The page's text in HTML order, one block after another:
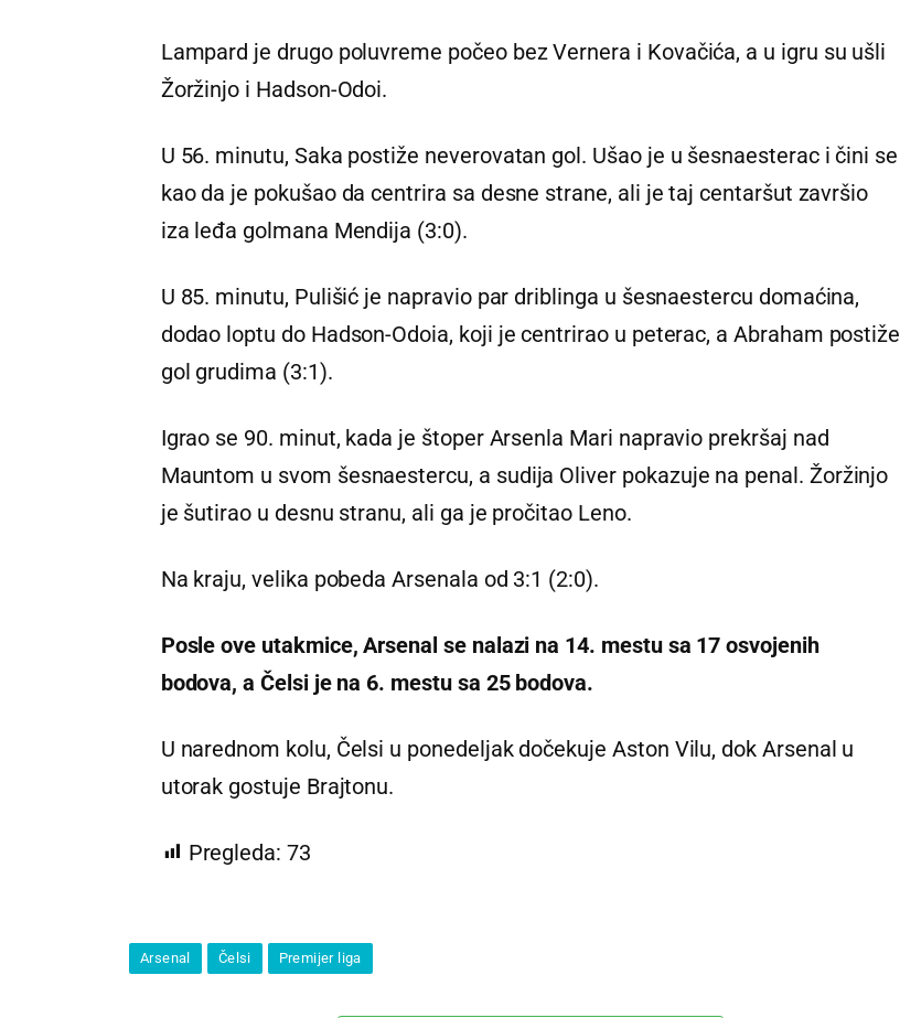
Lampard je drugo poluvreme počeo bez Vernera i Kovačića, a u igru su ušli
Žoržinjo i Hadson-Odoi.
U 56. minutu, Saka postiže neverovatan gol. Ušao je u šesnaesterac i čini se
kao da je pokušao da centrira sa desne strane, ali je taj centaršut završio
iza leđa golmana Mendija (3:0).
U 85. minutu, Pulišić je napravio par driblinga u šesnaestercu domaćina,
dodao loptu do Hadson-Odoia, koji je centrirao u peterac, a Abraham postiže
gol grudima (3:1).
Igrao se 90. minut, kada je štoper Arsenla Mari napravio prekršaj nad
Mauntom u svom šesnaestercu, a sudija Oliver pokazuje na penal. Žoržinjo
je šutirao u desnu stranu, ali ga je pročitao Leno.
Na kraju, velika pobeda Arsenala od 3:1 (2:0).
Posle ove utakmice, Arsenal se nalazi na 14. mestu sa 17 osvojenih
bodova, a Čelsi je na 6. mestu sa 25 bodova.
U narednom kolu, Čelsi u ponedeljak dočekuje Aston Vilu, dok Arsenal u
utorak gostuje Brajtonu.
Pregleda: 73
Arsenal Čelsi Premijer liga